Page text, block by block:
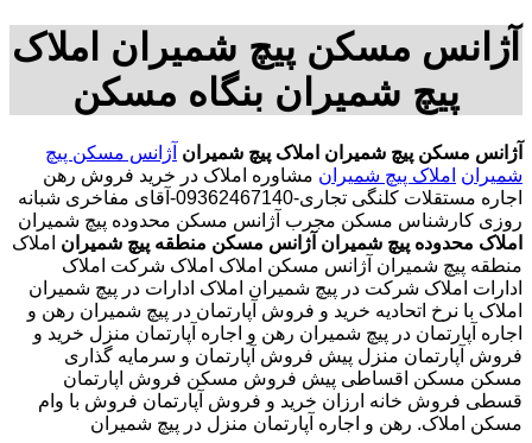
آژانس مسکن پیچ شمیران املاک
پیچ شمیران بنگاه مسکن
آژانس مسکن پیچ شمیران املاک پیچ شمیران آژانس مسکن پیچ
شمیران املاک پیچ شمیران مشاوره املاک در خرید فروش رهن
اجاره مستقلات کلنگی تجاری-09362467140-آقای مفاخری شبانه
روزی کارشناس مسکن مجرب آژانس مسکن محدوده پیچ شمیران
املاک محدوده پیچ شمیران آژانس مسکن منطقه پیچ شمیران املاک
منطقه پیچ شمیران آژانس مسکن املاک املاک شرکت املاک
ادارات املاک شرکت در پیچ شمیران املاک ادارات در پیچ شمیران
املاک با نرخ اتحادیه خرید و فروش آپارتمان در پیچ شمیران رهن و
اجاره آپارتمان در پیچ شمیران رهن و اجاره آپارتمان منزل خرید و
فروش آپارتمان منزل پیش فروش آپارتمان و سرمایه گذاری
مسکن مسکن اقساطی پیش فروش مسکن فروش اپارتمان
قسطی فروش خانه ارزان خرید و فروش آپارتمان فروش با وام
مسکن املاک. رهن و اجاره آپارتمان منزل در پیچ شمیران